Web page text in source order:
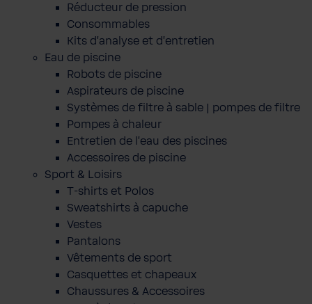
Réducteur de pression
Consommables
Kits d'analyse et d'entretien
Eau de piscine
Robots de piscine
Aspirateurs de piscine
Systèmes de filtre à sable | pompes de filtre
Pompes à chaleur
Entretien de l'eau des piscines
Accessoires de piscine
Sport & Loisirs
T-shirts et Polos
Sweatshirts à capuche
Vestes
Pantalons
Vêtements de sport
Casquettes et chapeaux
Chaussures & Accessoires